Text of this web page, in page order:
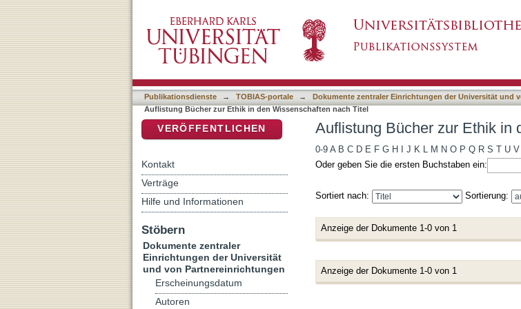
Publikationsdienste → TOBIAS-portale → Dokumente zentraler Einrichtungen der Universität und
Auflistung Bücher zur Ethik in den Wissenschaften nach Titel
Auflistung Bücher zur Ethik in
0-9 A B C D E F G H J K L M N O P Q R S T U V
Oder geben Sie die ersten Buchstaben ein:
Sortiert nach: Sortierung:
Anzeige der Dokumente 1-0 von 1
Anzeige der Dokumente 1-0 von 1
VERÖFFENTLICHEN
Kontakt
Verträge
Hilfe und Informationen
Stöbern
Dokumente zentraler
Einrichtungen der Universität
und von Partnereinrichtungen
Erscheinungsdatum
Autoren